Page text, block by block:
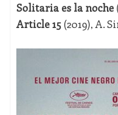
Solitaria es la noche
Article 15(2019), A.